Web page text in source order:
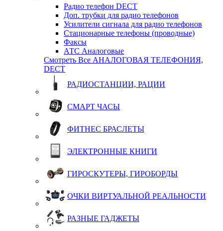
Радио телефон DECT
Доп. трубки для радио телефонов
Усилители сигнала для радио телефонов
Стационарные телефоны (проводные)
Факсы
АТС Аналоговые
Смотреть Все АНАЛОГОВАЯ ТЕЛЕФОНИЯ,
DECT
РАДИОСТАНЦИИ, РАЦИИ
СМАРТ ЧАСЫ
ФИТНЕС БРАСЛЕТЫ
ЭЛЕКТРОННЫЕ КНИГИ
ГИРОСКУТЕРЫ, ГИРОБОРДЫ
ОЧКИ ВИРТУАЛЬНОЙ РЕАЛЬНОСТИ
РАЗНЫЕ ГАДЖЕТЫ